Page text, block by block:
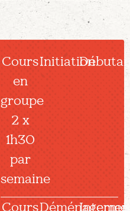
Cours
en
groupe
2 x
1h30
par
semaine
Initiation
Cours